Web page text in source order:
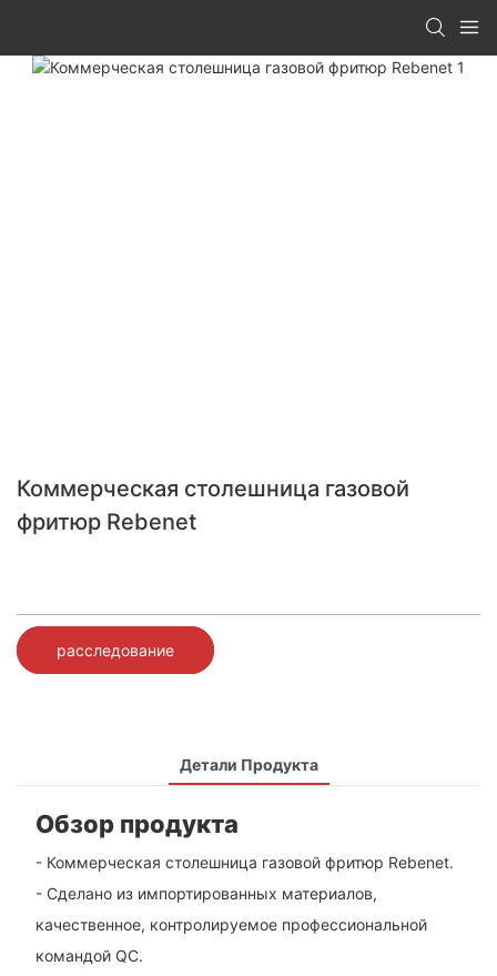
Коммерческая столешница газовой
фритюр Rebenet
расследование
Детали Продукта
Обзор продукта
- Коммерческая столешница газовой фритюр Rebenet.
- Сделано из импортированных материалов,
качественное, контролируемое профессиональной
командой QC.